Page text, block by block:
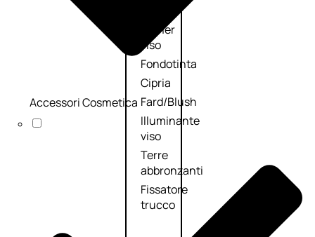
Primer
viso
Fondotinta
Cipria
Fard/Blush
Illuminante
viso
Terre
abbronzanti
Fissatore
trucco
Accessori Cosmetica